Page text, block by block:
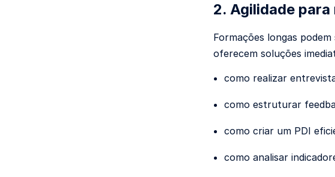
2. Agilidade
Formações longas
oferecem soluções
como realizar
como estruturar
como criar um PDI
como analisar